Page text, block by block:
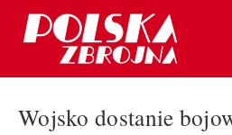
Wojsko dostanie